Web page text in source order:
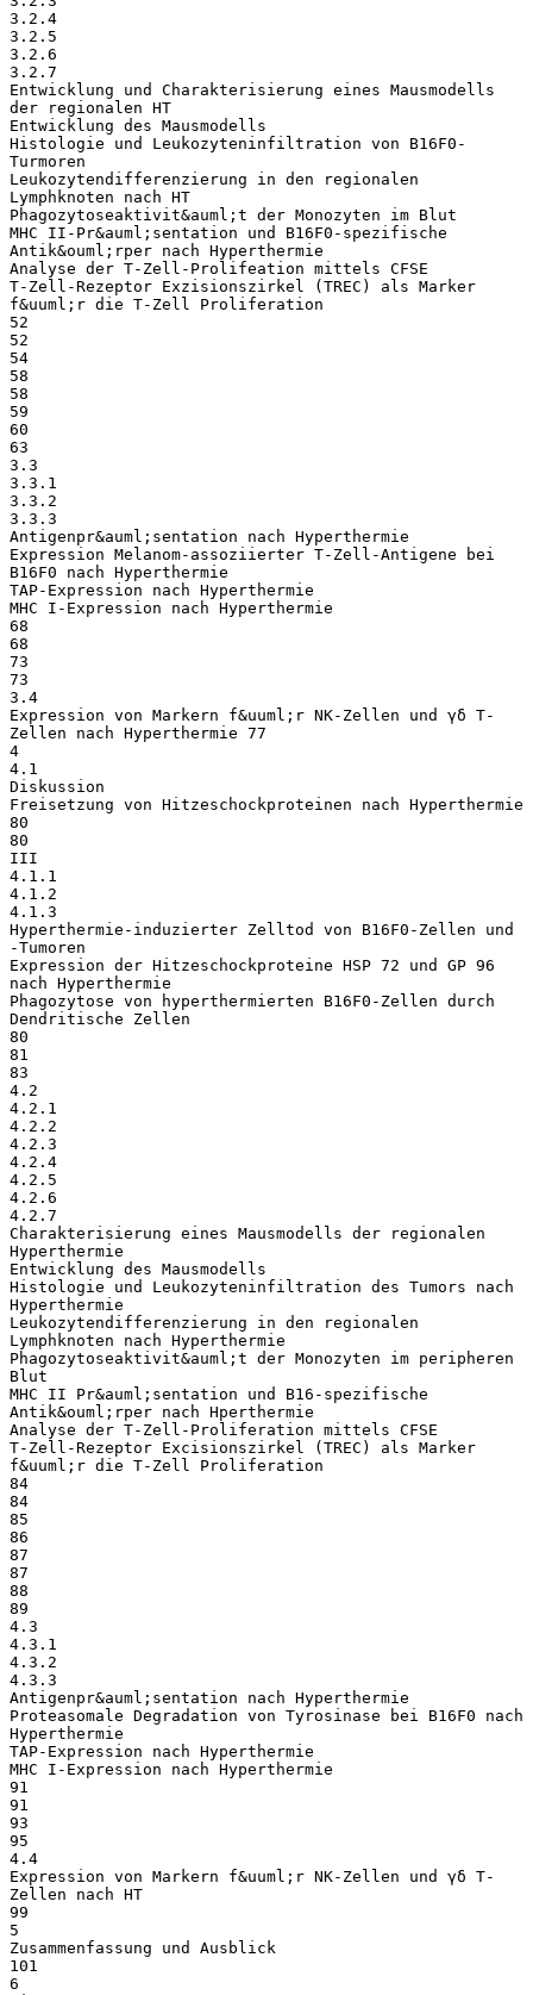
3.2.4
3.2.5
3.2.6
3.2.7
Entwicklung und Charakterisierung eines Mausmodells
der regionalen HT
Entwicklung des Mausmodells
Histologie und Leukozyteninfiltration von B16F0-
Turmoren
Leukozytendifferenzierung in den regionalen
Lymphknoten nach HT
Phagozytoseaktivit&auml;t der Monozyten im Blut
MHC II-Pr&auml;sentation und B16F0-spezifische
Antik&ouml;rper nach Hyperthermie
Analyse der T-Zell-Prolifeation mittels CFSE
T-Zell-Rezeptor Exzisionszirkel (TREC) als Marker
f&uuml;r die T-Zell Proliferation
52
52
54
58
58
59
60
63
3.3
3.3.1
3.3.2
3.3.3
Antigenpr&auml;sentation nach Hyperthermie
Expression Melanom-assoziierter T-Zell-Antigene bei
B16F0 nach Hyperthermie
TAP-Expression nach Hyperthermie
MHC I-Expression nach Hyperthermie
68
68
73
73
3.4
Expression von Markern f&uuml;r NK-Zellen und γδ T-
Zellen nach Hyperthermie 77
4
4.1
Diskussion
Freisetzung von Hitzeschockproteinen nach Hyperthermie
80
80
III
4.1.1
4.1.2
4.1.3
Hyperthermie-induzierter Zelltod von B16F0-Zellen und
-Tumoren
Expression der Hitzeschockproteine HSP 72 und GP 96
nach Hyperthermie
Phagozytose von hyperthermierten B16F0-Zellen durch
Dendritische Zellen
80
81
83
4.2
4.2.1
4.2.2
4.2.3
4.2.4
4.2.5
4.2.6
4.2.7
Charakterisierung eines Mausmodells der regionalen
Hyperthermie
Entwicklung des Mausmodells
Histologie und Leukozyteninfiltration des Tumors nach
Hyperthermie
Leukozytendifferenzierung in den regionalen
Lymphknoten nach Hyperthermie
Phagozytoseaktivit&auml;t der Monozyten im peripheren
Blut
MHC II Pr&auml;sentation und B16-spezifische
Antik&ouml;rper nach Hperthermie
Analyse der T-Zell-Proliferation mittels CFSE
T-Zell-Rezeptor Excisionszirkel (TREC) als Marker
f&uuml;r die T-Zell Proliferation
84
84
85
86
87
87
88
89
4.3
4.3.1
4.3.2
4.3.3
Antigenpr&auml;sentation nach Hyperthermie
Proteasomale Degradation von Tyrosinase bei B16F0 nach
Hyperthermie
TAP-Expression nach Hyperthermie
MHC I-Expression nach Hyperthermie
91
91
93
95
4.4
Expression von Markern f&uuml;r NK-Zellen und γδ T-
Zellen nach HT
99
5
Zusammenfassung und Ausblick
101
6